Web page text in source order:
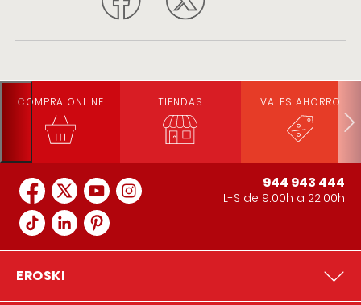
COMPRA ONLINE TIENDAS VALES AHORRO
944 943 444
L-S de 9:00h a 22:00h
EROSKI